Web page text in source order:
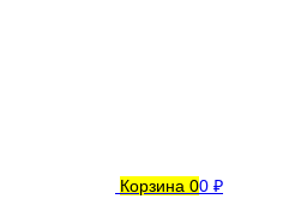
Корзина 00 ₽